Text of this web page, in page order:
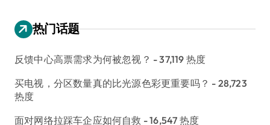
热门话题
反馈中心高票需求为何被忽视？ - 37,119 热度
买电视，分区数量真的比光源色彩更重要吗？ - 28,723
热度
面对网络拉踩车企应如何自救 - 16,547 热度